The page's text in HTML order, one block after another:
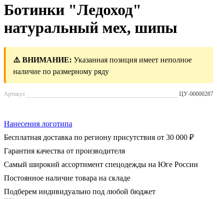
Ботинки "Ледоход"
натуральный мех, шипы
⚠️ ВНИМАНИЕ: Указанная позиция имеет неполное
наличие по размерному ряду
Артикул ЦУ-00000287
Нанесения логотипа
Бесплатная доставка по региону присутствия от 30 000 ₽
Гарантия качества от производителя
Самый широкий ассортимент спецодежды на Юге России
Постоянное наличие товара на складе
Подберем индивидуально под любой бюджет